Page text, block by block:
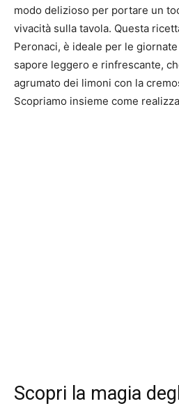
modo delizioso per portare un
vivacità sulla tavola. Questa
Peronaci, è ideale per le
sapore leggero e rinfrescante,
agrumato dei limoni con la
Scopriamo insieme come
Scopri la magia